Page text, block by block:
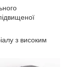
з високим